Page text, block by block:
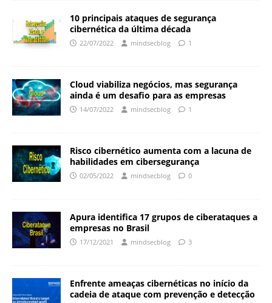
10 principais ataques de segurança
cibernética da última década
22/07/2022 mindsecblog 1
Cloud viabiliza negócios, mas segurança
ainda é um desafio para as empresas
14/07/2022 mindsecblog 1
Risco cibernético aumenta com a lacuna de
habilidades em cibersegurança
02/05/2022 mindsecblog 0
Apura identifica 17 grupos de ciberataques a
empresas no Brasil
17/12/2021 mindsecblog 3
Enfrente ameaças cibernéticas no início da
cadeia de ataque com prevenção e detecção